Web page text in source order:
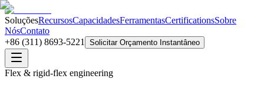
SoluçõesRecursosCapacidadesFerramentasCertificationsSobre
NósContato
+86 (311) 8693-5221
Solicitar Orçamento Instantâneo
Flex & rigid-flex engineering